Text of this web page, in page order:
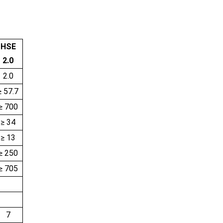
HSE
2.0
2.0
57.7
700
≥ 34
≥ 13
250
705
7